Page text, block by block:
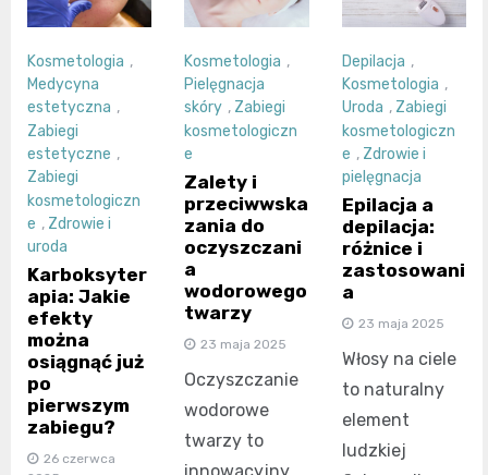
Kosmetologia ,
Medycyna
estetyczna ,
Zabiegi
estetyczne ,
Zabiegi
kosmetologiczn
e , Zdrowie i
uroda
Karboksyter
apia: Jakie
efekty
można
osiągnąć już
po
pierwszym
zabiegu?
26 czerwca
Kosmetologia ,
Pielęgnacja
skóry , Zabiegi
kosmetologiczn
e
Zalety i
przeciwwska
zania do
oczyszczani
a
wodorowego
twarzy
23 maja 2025
Oczyszczanie
wodorowe
twarzy to
Depilacja ,
Kosmetologia ,
Uroda , Zabiegi
kosmetologiczn
e , Zdrowie i
pielęgnacja
Epilacja a
depilacja:
różnice i
zastosowani
a
23 maja 2025
Włosy na ciele
to naturalny
element
ludzkiej